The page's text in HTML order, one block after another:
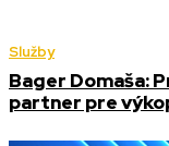
Služby
Bager Domaša:
partner pre